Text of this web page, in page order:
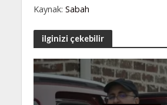
Kaynak: Sabah
ilginizi çekebilir